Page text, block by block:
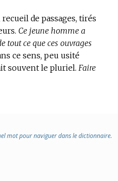
de passages, tirés
Ce jeune homme a
tout ce que ces ouvrages
ce sens, peu usité
souvent le pluriel. Faire
mot pour naviguer dans le dictionnaire.